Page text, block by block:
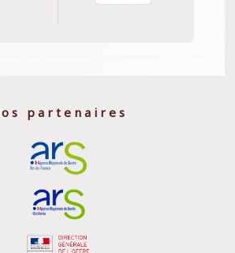
partenaires